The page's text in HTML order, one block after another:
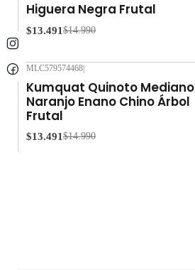
Higuera Negra Frutal
$13.491 $14.990
MLC579574468|
Kumquat Quinoto Mediano
Naranjo Enano Chino Árbol
Frutal
$13.491 $14.990